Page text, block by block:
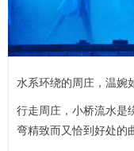
水系环绕的周庄，温婉
行走周庄，小桥流水是
弯精致而又恰到好处的